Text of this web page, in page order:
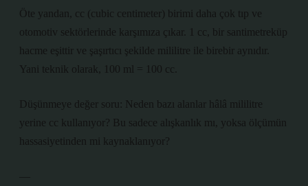
Öte yandan, cc (cubic centimeter) birimi daha çok tıp ve
otomotiv sektörlerinde karşımıza çıkar. 1 cc, bir santimetreküp
hacme eşittir ve şaşırtıcı şekilde mililitre ile birebir aynıdır.
Yani teknik olarak, 100 ml = 100 cc.
Düşünmeye değer soru: Neden bazı alanlar hâlâ mililitre
yerine cc kullanıyor? Bu sadece alışkanlık mı, yoksa ölçümün
hassasiyetinden mi kaynaklanıyor?